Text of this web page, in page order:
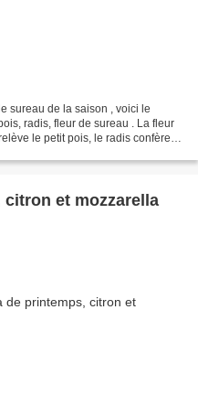
sureau de la saison , voici le
radis, fleur de sureau . La fleur
le petit pois, le radis confère
citron et mozzarella